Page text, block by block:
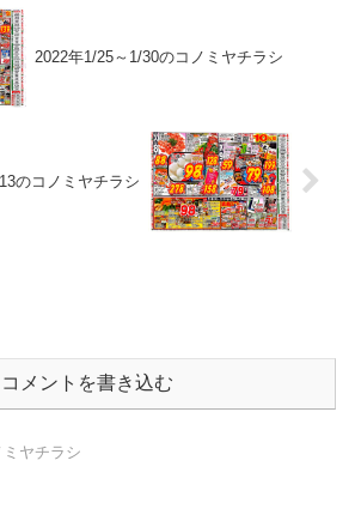
2022年1/25～1/30のコノミヤチラシ
のコノミヤチラシ
コメントを書き込む
ミヤチラシ